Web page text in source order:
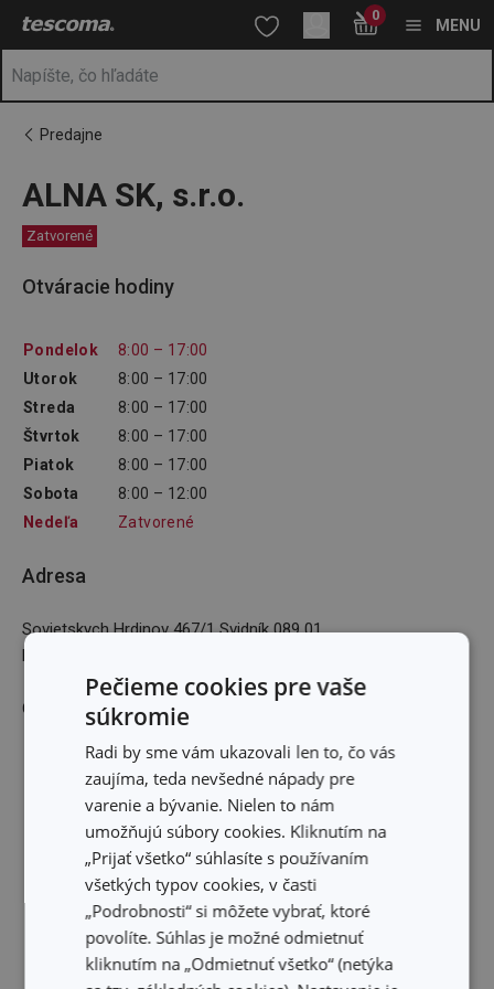
Nachádzate sa na stránke ALNA SK, s.r.o.
Prejsť na hlavný obsah
Prejsť na vyhľadávanie
Prejsť na navigáciu 0
MENU
Predajne
ALNA SK, s.r.o.
Zatvorené
Otváracie hodiny
Pondelok
8:00 – 17:00
Utorok
8:00 – 17:00
Streda
8:00 – 17:00
Štvrtok
8:00 – 17:00
Piatok
8:00 – 17:00
Sobota
8:00 – 12:00
Nedeľa
Zatvorené
Adresa
Sovietskych Hrdinov 467/1 Svidník 089 01
E-mailová adresa
GPS: 49,311171N 21,5724416E
Pečieme cookies pre vaše
súkromie
Radi by sme vám ukazovali len to, čo vás
zaujíma, teda nevšedné nápady pre
varenie a bývanie. Nielen to nám
umožňujú súbory cookies. Kliknutím na
„Prijať všetko“ súhlasíte s používaním
všetkých typov cookies, v časti
„Podrobnosti“ si môžete vybrať, ktoré
povolíte. Súhlas je možné odmietnuť
kliknutím na „Odmietnuť všetko“ (netýka